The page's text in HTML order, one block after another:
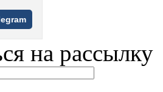
на рассылку